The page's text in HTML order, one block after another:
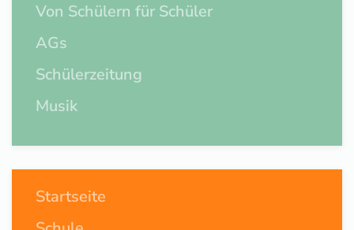
Von Schülern für Schüler
AGs
Schülerzeitung
Musik
Startseite